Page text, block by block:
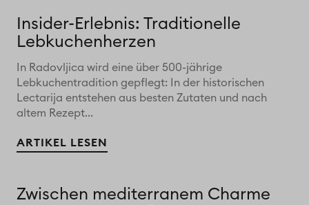
Insider-Erlebnis: Traditionelle
Lebkuchenherzen
In Radovljica wird eine über 500-jährige
Lebkuchentradition gepflegt: In der historischen
Lectarija entstehen aus besten Zutaten und nach
altem Rezept...
ARTIKEL LESEN
Zwischen mediterranem Charme